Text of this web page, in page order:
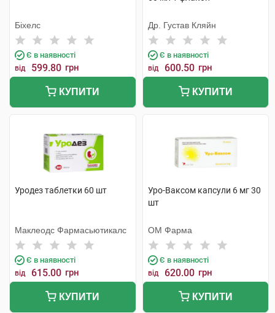
Біхелс
Є в наявності
від 599.80 грн
КУПИТИ
Др. Густав Кляйн
Є в наявності
від 600.50 грн
КУПИТИ
Уродез таблетки 60 шт
Маклеодс Фармасьютикалс
Є в наявності
від 615.00 грн
КУПИТИ
Уро-Ваксом капсули 6 мг 30
шт
ОМ Фарма
Є в наявності
від 620.00 грн
КУПИТИ